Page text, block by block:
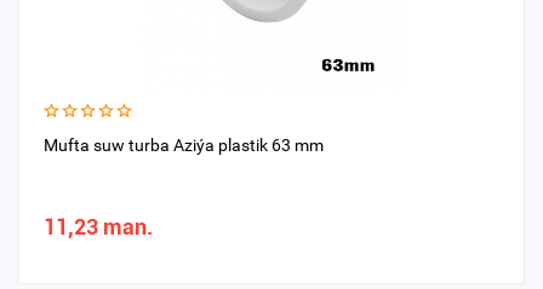
Mufta suw turba Aziýa plastik 63 mm
11,23 man.